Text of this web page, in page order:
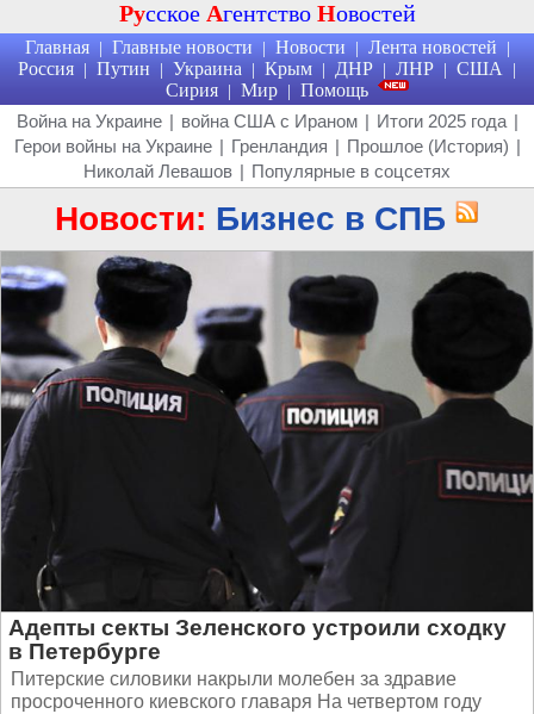
Русское Агентство Новостей
Главная | Главные новости | Новости | Лента новостей |
Россия | Путин | Украина | Крым | ДНР | ЛНР | США |
Сирия | Мир | Помощь
Война на Украине | война США с Ираном | Итоги 2025 года |
Герои войны на Украине | Гренландия | Прошлое (История) |
Николай Левашов | Популярные в соцсетях
Новости: Бизнес в СПБ
Адепты секты Зеленского устроили сходку
в Петербурге
Питерские силовики накрыли молебен за здравие
просроченного киевского главаря На четвертом году